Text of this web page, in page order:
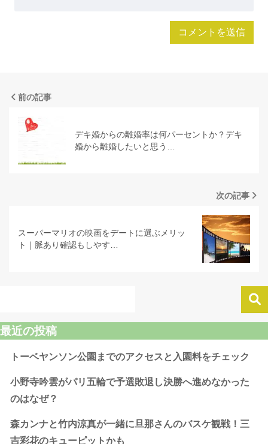
前の記事
デキ婚からの離婚率は何パーセントか？デキ
婚から離婚したいと思う…
次の記事
スーパーマリオの映画をデートに選ぶメリッ
ト｜脈あり確認もしやす…
最近の投稿
トーベヤンソン公園までのアクセスと入園料をチェック
小野寺吟雲がパリ五輪で予選敗退し決勝へ進めなかった
のはなぜ？
森カンナと竹内涼真が一緒に旦那さんのバスケ観戦！三
吉彩花のキューピットかも